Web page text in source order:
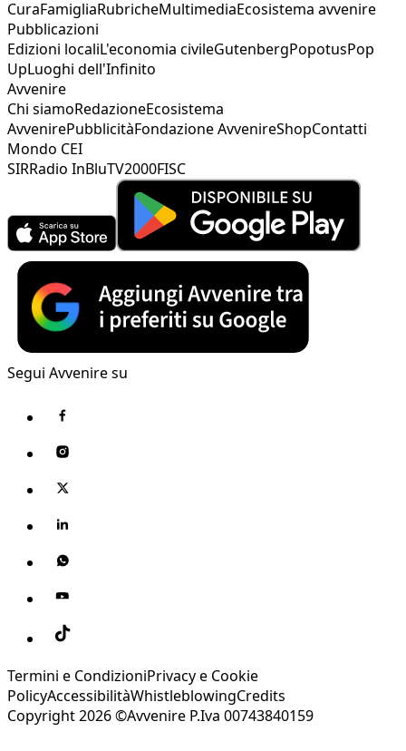
CuraFamigliaRubricheMultimediaEcosistema avvenire
Pubblicazioni
Edizioni localiL'economia civileGutenbergPopotusPop
UpLuoghi dell'Infinito
Avvenire
Chi siamoRedazioneEcosistema
AvvenirePubblicitàFondazione AvvenireShopContatti
Mondo CEI
SIRRadio InBluTV2000FISC
Segui Avvenire su
Termini e CondizioniPrivacy e Cookie
PolicyAccessibilitàWhistleblowingCredits
Copyright 2026 ©Avvenire P.Iva 00743840159